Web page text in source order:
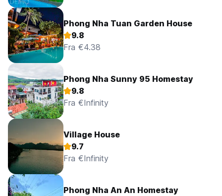
Phong Nha Tuan Garden House
9.8
Fra €4.38
Phong Nha Sunny 95 Homestay
9.8
Fra €Infinity
Village House
9.7
Fra €Infinity
Phong Nha An An Homestay